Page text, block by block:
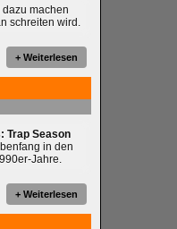
machen
schreiten wird.
+ Weiterlesen
Trap Season
in den
Jahre.
+ Weiterlesen